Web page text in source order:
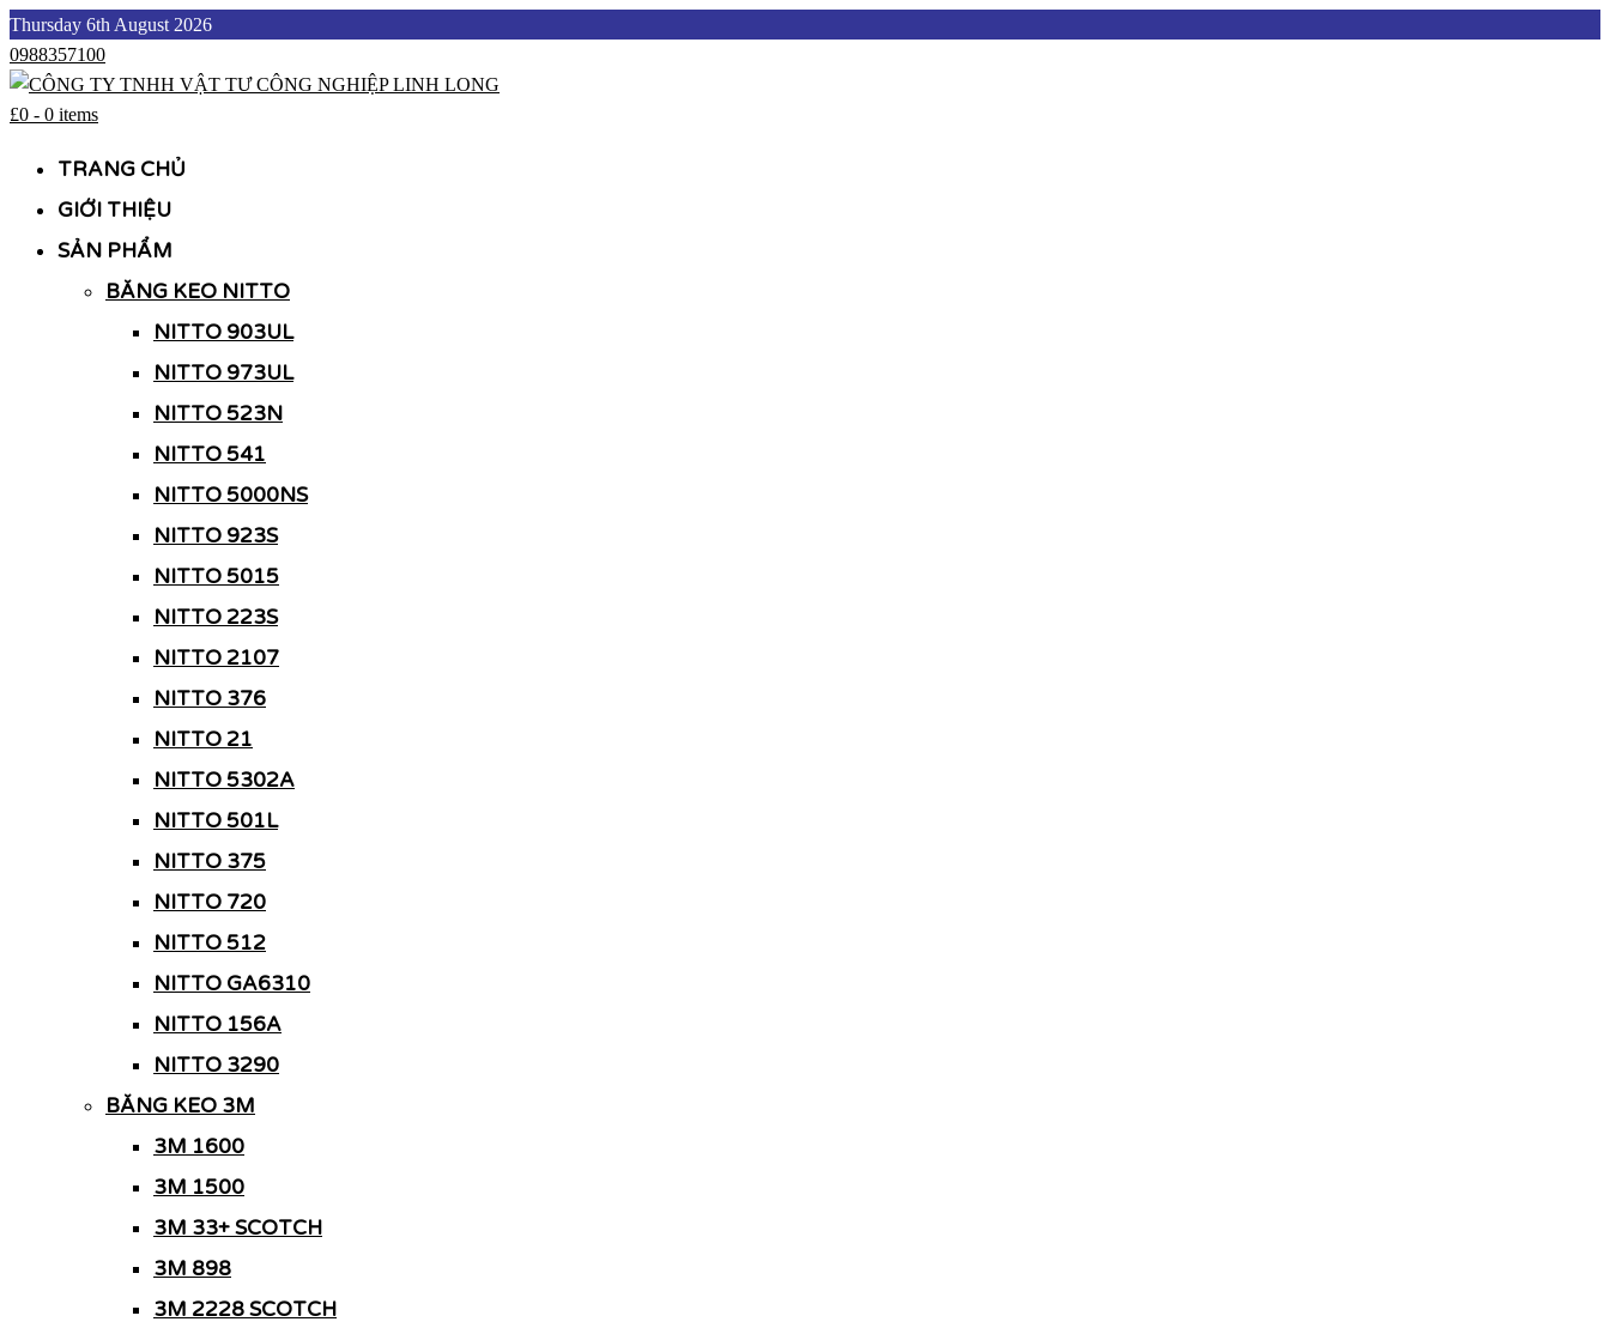
Skip
to
content
Thursday 6th August 2026
0988357100
£0 - 0 items
TRANG CHỦ
GIỚI THIỆU
SẢN PHẨM
BĂNG KEO NITTO
NITTO 903UL
NITTO 973UL
NITTO 523N
NITTO 541
NITTO 5000NS
NITTO 923S
NITTO 5015
NITTO 223S
NITTO 2107
NITTO 376
NITTO 21
NITTO 5302A
NITTO 501L
NITTO 375
NITTO 720
NITTO 512
NITTO GA6310
NITTO 156A
NITTO 3290
BĂNG KEO 3M
3M 1600
3M 1500
3M 33+ SCOTCH
3M 898
3M 2228 SCOTCH